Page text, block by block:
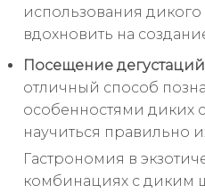
использования дикого
вдохновить на
Посещение
отличный способ
особенностями диких
научиться правильно
Гастрономия в
комбинациях с диким